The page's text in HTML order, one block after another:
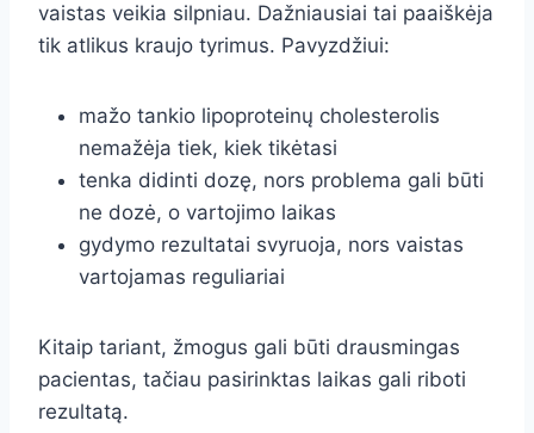
vaistas veikia silpniau. Dažniausiai tai paaiškėja
tik atlikus kraujo tyrimus. Pavyzdžiui:
mažo tankio lipoproteinų cholesterolis
nemažėja tiek, kiek tikėtasi
tenka didinti dozę, nors problema gali būti
ne dozė, o vartojimo laikas
gydymo rezultatai svyruoja, nors vaistas
vartojamas reguliariai
Kitaip tariant, žmogus gali būti drausmingas
pacientas, tačiau pasirinktas laikas gali riboti
rezultatą.